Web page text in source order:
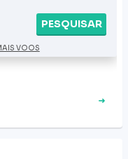
PESQUISAR
VOOS